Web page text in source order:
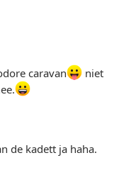
caravan
niet
de kadett ja haha.